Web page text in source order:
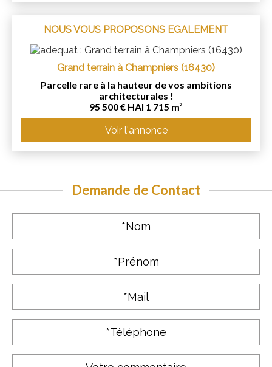
NOUS VOUS PROPOSONS EGALEMENT
Grand terrain à Champniers (16430)
Parcelle rare à la hauteur de vos ambitions
architecturales !
95 500 € HAI 1 715 m²
Voir l'annonce
Demande de Contact